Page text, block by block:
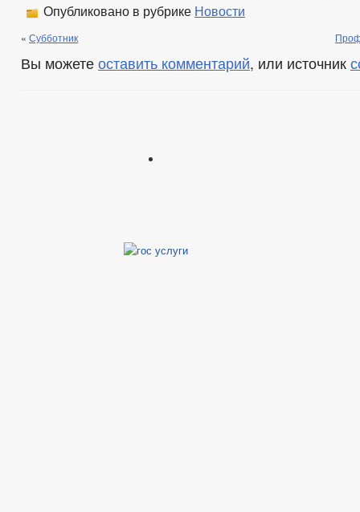
Опубликовано в рубрике Новости
« Субботник
Вы можете оставить комментарий, или источник